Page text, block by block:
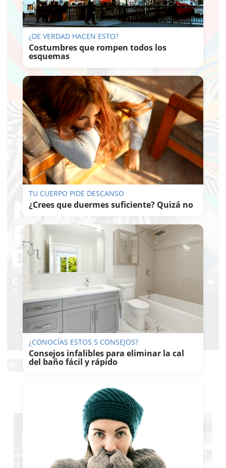
0 Comentarios
TE PUEDE INTERESAR
¿DE VERDAD HACEN ESTO?
Costumbres que rompen todos los
esquemas
TU CUERPO PIDE DESCANSO
¿Crees que duermes suficiente? Quizá no
¿CONOCÍAS ESTOS 5 CONSEJOS?
Consejos infalibles para eliminar la cal
del baño fácil y rápido